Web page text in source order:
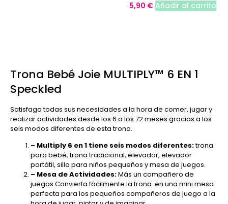
5,90 € Añadir al carrito
Trona Bebé Joie MULTIPLY™ 6 EN 1
Speckled
Satisfaga todas sus necesidades a la hora de comer, jugar y
realizar actividades desde los 6 a los 72 meses gracias a los
seis modos diferentes de esta trona.
– Multiply 6 en 1 tiene seis modos diferentes:trona
para bebé, trona tradicional, elevador, elevador
portátil, silla para niños pequeños y mesa de juegos.
– Mesa de Actividades:Más un compañero de
juegos Convierta fácilmente la trona en una mini mesa
perfecta para los pequeños compañeros de juego a la